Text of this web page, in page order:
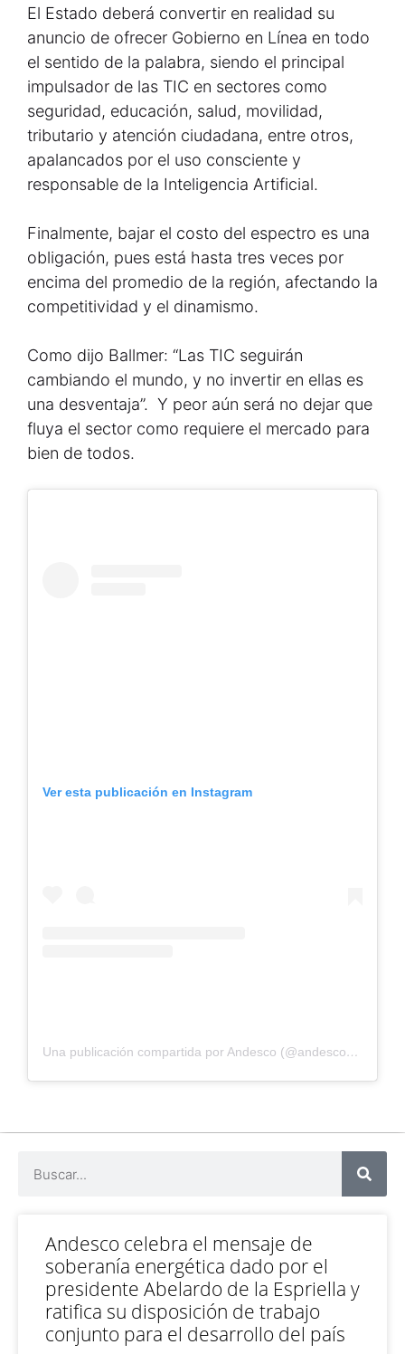
El Estado deberá convertir en realidad su
anuncio de ofrecer Gobierno en Línea en todo
el sentido de la palabra, siendo el principal
impulsador de las TIC en sectores como
seguridad, educación, salud, movilidad,
tributario y atención ciudadana, entre otros,
apalancados por el uso consciente y
responsable de la Inteligencia Artificial.
Finalmente, bajar el costo del espectro es una
obligación, pues está hasta tres veces por
encima del promedio de la región, afectando la
competitividad y el dinamismo.
Como dijo Ballmer: “Las TIC seguirán
cambiando el mundo, y no invertir en ellas es
una desventaja”. Y peor aún será no dejar que
fluya el sector como requiere el mercado para
bien de todos.
Ver esta publicación en Instagram
Una publicación compartida por Andesco (@andescocolombia)
Andesco celebra el mensaje de
soberanía energética dado por el
presidente Abelardo de la Espriella y
ratifica su disposición de trabajo
conjunto para el desarrollo del país